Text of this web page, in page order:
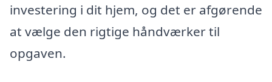
investering i dit hjem, og det er afgørende
at vælge den rigtige håndværker til
opgaven.